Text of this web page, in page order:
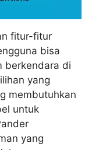
fitur-fitur
bisa
berkendara di
yang
membutuhkan
untuk
yang